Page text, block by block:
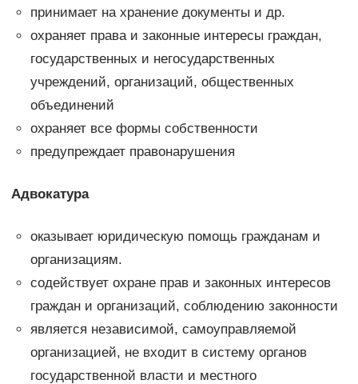
принимает на хранение документы и др.
охраняет права и законные интересы граждан,
государственных и негосударственных
учреждений, организаций, общественных
объединений
охраняет все формы собственности
предупреждает правонарушения
Адвокатура
оказывает юридическую помощь гражданам и
организациям.
содействует охране прав и законных интересов
граждан и организаций, соблюдению законности
является независимой, самоуправляемой
организацией, не входит в систему органов
государственной власти и местного